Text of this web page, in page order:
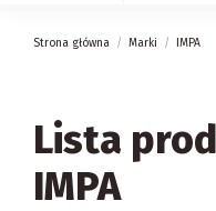
Strona główna Marki IMPA
Lista
IMPA